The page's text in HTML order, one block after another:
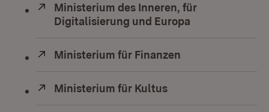
Extern:
Ministerium des Inneren, für
Digitalisierung und Europa
Extern:
Ministerium für Finanzen
Extern:
Ministerium für Kultus